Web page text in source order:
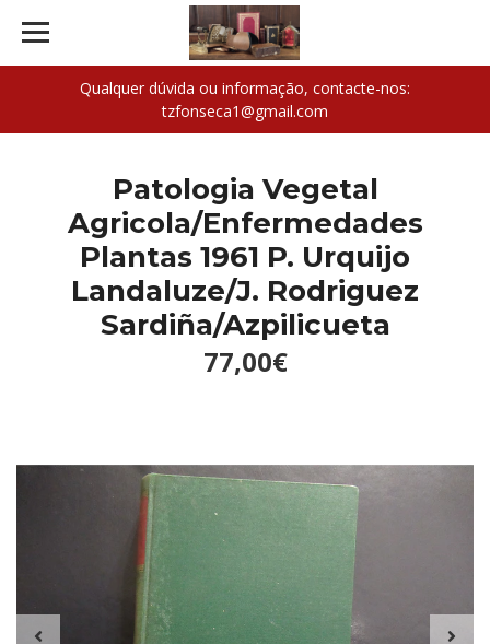
Qualquer dúvida ou informação, contacte-nos:
tzfonseca1@gmail.com
Patologia Vegetal
Agricola/Enfermedades
Plantas 1961 P. Urquijo
Landaluze/J. Rodriguez
Sardiña/Azpilicueta
77,00€